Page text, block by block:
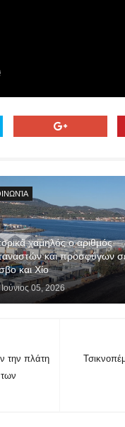
χαμηλός ο αριθμός
και προσφύγων
και Χίο
Ιούνιος 05, 2026
την πλάτη